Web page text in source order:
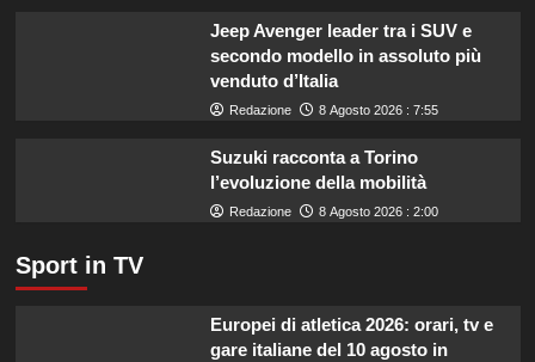
Jeep Avenger leader tra i SUV e
secondo modello in assoluto più
venduto d’Italia
Redazione 8 Agosto 2026 : 7:55
Suzuki racconta a Torino
l’evoluzione della mobilità
Redazione 8 Agosto 2026 : 2:00
Sport in TV
Europei di atletica 2026: orari, tv e
gare italiane del 10 agosto in